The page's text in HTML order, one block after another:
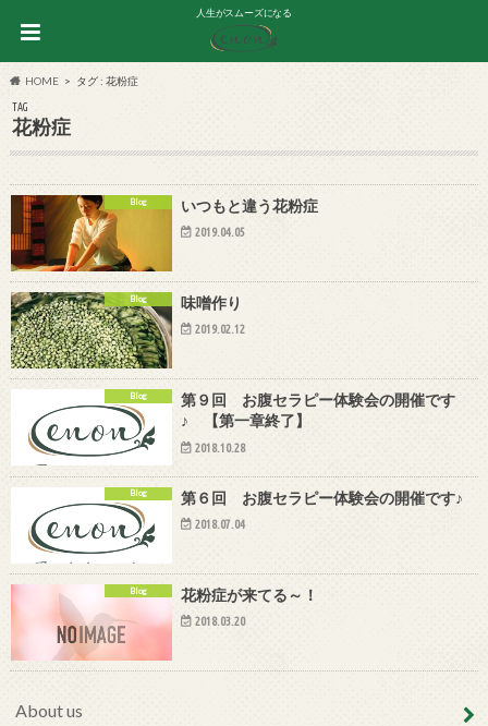
人生がスムーズになる
HOME タグ : 花粉症
TAG
花粉症
Blog いつもと違う花粉症
2019.04.05
Blog 味噌作り
2019.02.12
Blog
第９回 お腹セラピー体験会の開催です
♪ 【第一章終了】
2018.10.28
Blog 第６回 お腹セラピー体験会の開催です♪
2018.07.04
Blog 花粉症が来てる～！
2018.03.20
About us